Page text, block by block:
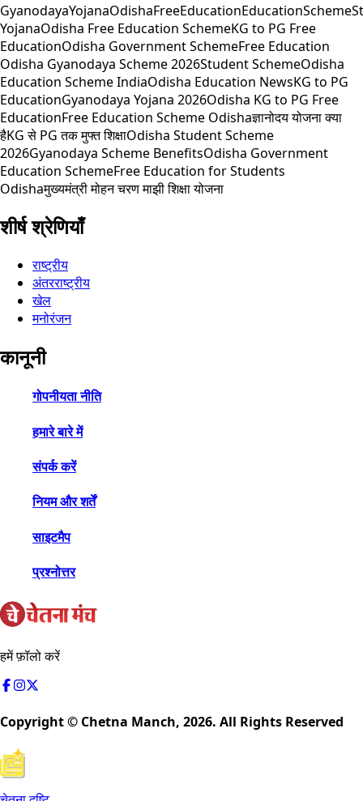
GyanodayaYojanaOdishaFreeEducationEducationScheme
YojanaOdisha Free Education SchemeKG to PG Free
EducationOdisha Government SchemeFree Education
Odisha Gyanodaya Scheme 2026Student SchemeOdisha
Education Scheme IndiaOdisha Education NewsKG to PG
EducationGyanodaya Yojana 2026Odisha KG to PG Free
EducationFree Education Scheme Odishaज्ञानोदय योजना क्या
हैKG से PG तक मुफ्त शिक्षाOdisha Student Scheme
2026Gyanodaya Scheme BenefitsOdisha Government
Education SchemeFree Education for Students
Odishaमुख्यमंत्री मोहन चरण माझी शिक्षा योजना
शीर्ष श्रेणियाँ
राष्ट्रीय
अंतरराष्ट्रीय
खेल
मनोरंजन
कानूनी
गोपनीयता नीति
हमारे बारे में
संपर्क करें
नियम और शर्तें
साइटमैप
प्रश्नोत्तर
हमें फ़ॉलो करें
Copyright © Chetna Manch, 2026. All Rights Reserved